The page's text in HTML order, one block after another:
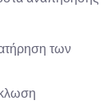
των